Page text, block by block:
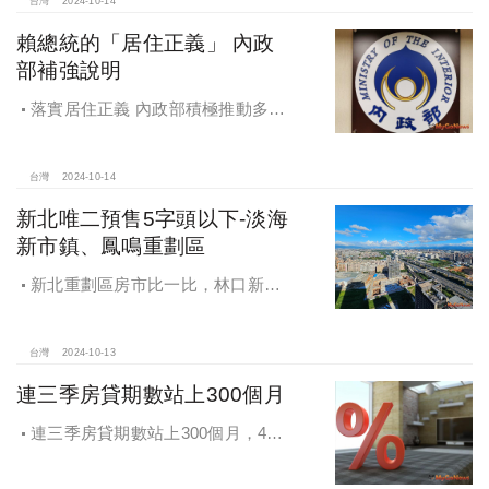
賴總統的「居住正義」 內政
部補強說明
落實居住正義 內政部積極推動多元
台灣 2024-10-14
新北唯二預售5字頭以下-淡海
新市鎮、鳳鳴重劃區
新北重劃區房市比一比，林口新市
台灣 2024-10-13
連三季房貸期數站上300個月
連三季房貸期數站上300個月，4都